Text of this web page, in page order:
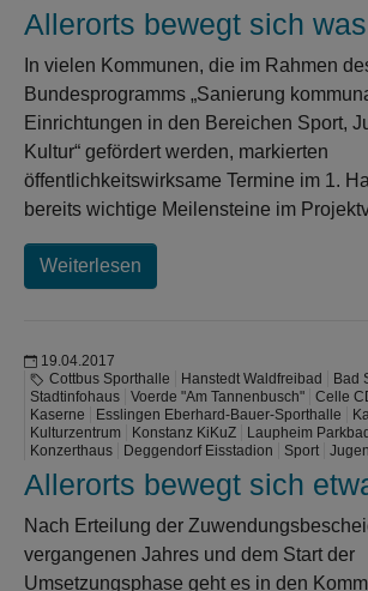
Allerorts bewegt sich was
In vielen Kommunen, die im Rahmen
Bundesprogramms „Sanierung
Einrichtungen in den Bereichen Sport,
Kultur“ gefördert werden, markierten
öffentlichkeitswirksame Termine im 1.
bereits wichtige Meilensteine im
Weiterlesen
19.04.2017
Cottbus Sporthalle
Hanstedt Waldfreibad
Bad
Stadtinfohaus
Voerde "Am Tannenbusch"
Celle
Kaserne
Esslingen Eberhard-Bauer-Sporthalle
Kulturzentrum
Konstanz KiKuZ Laupheim Parkbad
Konzerthaus
Deggendorf Eisstadion Sport
Allerorts bewegt sich
Nach Erteilung der
vergangenen Jahres und dem Start der
Umsetzungsphase geht es in den